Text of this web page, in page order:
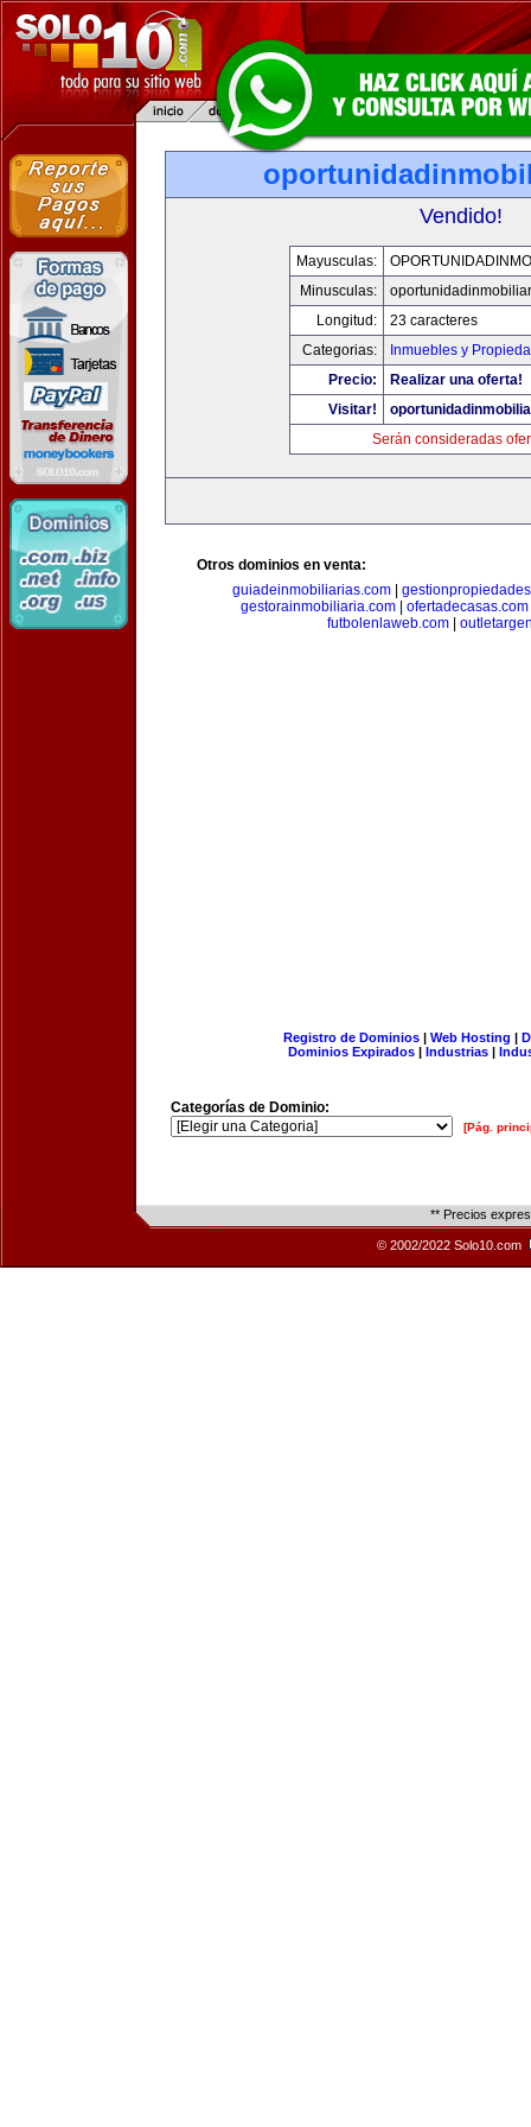
Vendido!
Mayusculas:
Minusculas:
Longitud:
23 caracteres
Categorias:
Inmuebles y
Precio:
Realizar una oferta!
Visitar!
Serán consideradas
Otros dominios en venta:
guiadeinmobiliarias.com|
gestorainmobiliaria.com| ofertadecasas.com
futbolenlaweb.com
Registro de Dominios| Web Hosting |
Dominios Expirados | Industrias |
Categorías de Dominio:
[Pág.
** Precios
© 2002/2022 Solo10.com